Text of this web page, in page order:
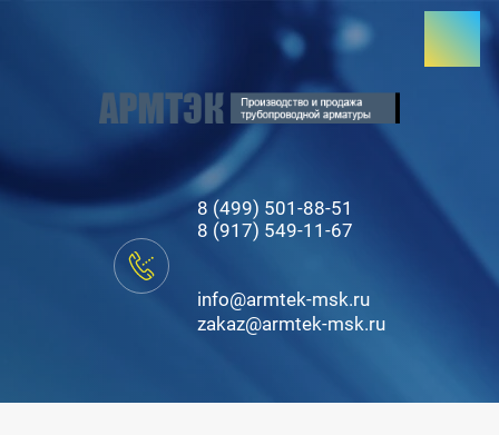
8 (499) 501-88-51
8 (917) 549-11-67
info@armtek-msk.ru
zakaz@armtek-msk.ru